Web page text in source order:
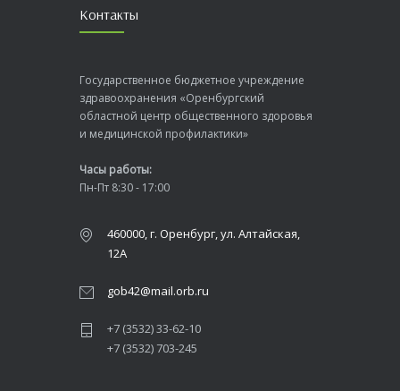
Контакты
Государственное бюджетное учреждение
здравоохранения «Оренбургский
областной центр общественного здоровья
и медицинской профилактики»
Часы работы:
Пн-Пт 8:30 - 17:00
460000, г. Оренбург, ул. Алтайская,
12А
gob42@mail.orb.ru
+7 (3532) 33-62-10
+7 (3532) 703-245